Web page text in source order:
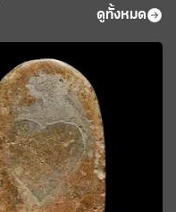
ดูทั้งหมด